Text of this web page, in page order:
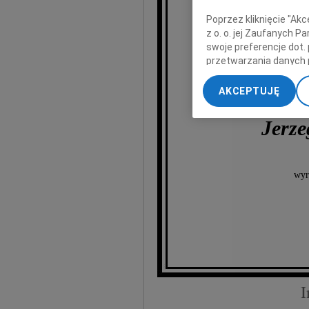
Poprzez kliknięcie
z o. o. jej Zaufanych
swoje preferencje dot.
przetwarzania danych
„Ustawienia
My, nasi Zaufani
dokładnych danych
Przechowywanie
AKCEPTUJĘ